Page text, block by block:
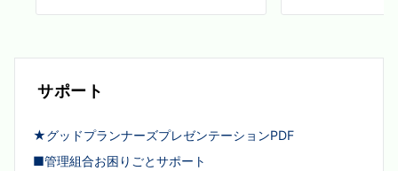
サポート
★グッドプランナーズプレゼンテーションPDF
■管理組合お困りごとサポート